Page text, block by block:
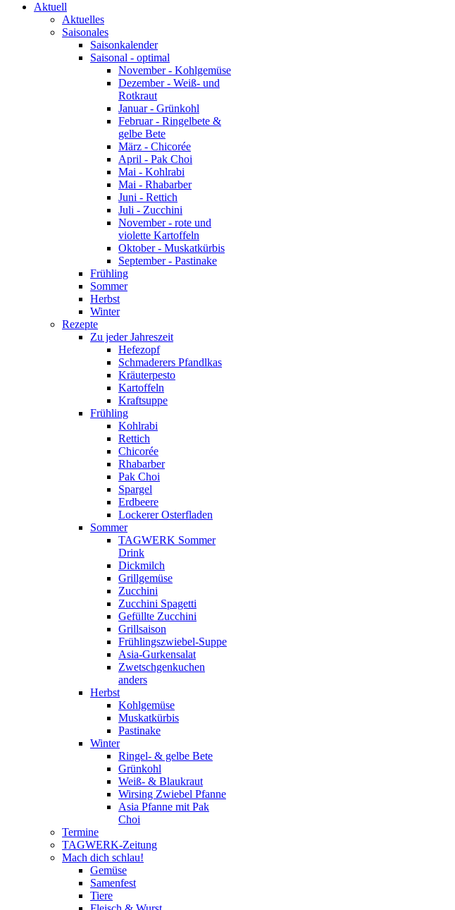
Aktuell
Aktuelles
Saisonales
Saisonkalender
Saisonal - optimal
November - Kohlgemüse
Dezember - Weiß- und
Rotkraut
Januar - Grünkohl
Februar - Ringelbete &
gelbe Bete
März - Chicorée
April - Pak Choi
Mai - Kohlrabi
Mai - Rhabarber
Juni - Rettich
Juli - Zucchini
November - rote und
violette Kartoffeln
Oktober - Muskatkürbis
September - Pastinake
Frühling
Sommer
Herbst
Winter
Rezepte
Zu jeder Jahreszeit
Hefezopf
Schmaderers Pfandlkas
Kräuterpesto
Kartoffeln
Kraftsuppe
Frühling
Kohlrabi
Rettich
Chicorée
Rhabarber
Pak Choi
Spargel
Erdbeere
Lockerer Osterfladen
Sommer
TAGWERK Sommer
Drink
Dickmilch
Grillgemüse
Zucchini
Zucchini Spagetti
Gefüllte Zucchini
Grillsaison
Frühlingszwiebel-Suppe
Asia-Gurkensalat
Zwetschgenkuchen
anders
Herbst
Kohlgemüse
Muskatkürbis
Pastinake
Winter
Ringel- & gelbe Bete
Grünkohl
Weiß- & Blaukraut
Wirsing Zwiebel Pfanne
Asia Pfanne mit Pak
Choi
Termine
TAGWERK-Zeitung
Mach dich schlau!
Gemüse
Samenfest
Tiere